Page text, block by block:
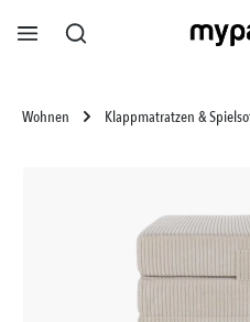
springen
Wohnen Klappmatratzen &